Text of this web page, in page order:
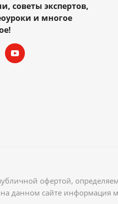
советы экспертов,
и многое
офертой,
данном сайте информация